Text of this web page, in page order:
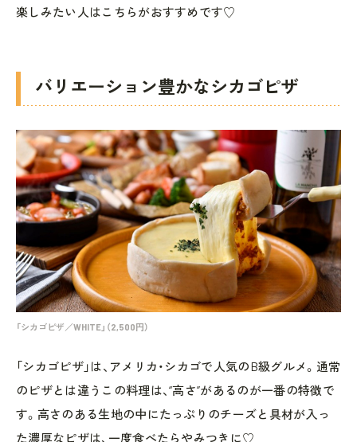
楽しみたい人はこちらがおすすめです♡
バリエーション豊かなシカゴピザ
「シカゴピザ／WHITE」（2,500円）
「シカゴピザ」は、アメリカ・シカゴで人気のB級グルメ。通常
のピザとは違うこの料理は、“高さ”があるのが一番の特徴で
す。高さのある生地の中にたっぷりのチーズと具材が入っ
た濃厚なピザは、一度食べたらやみつきに♡